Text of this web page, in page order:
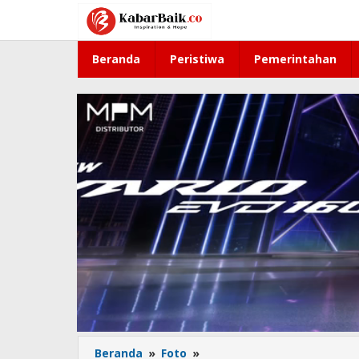
konten
Beranda Peristiwa Pemerintahan
Beranda » Foto »